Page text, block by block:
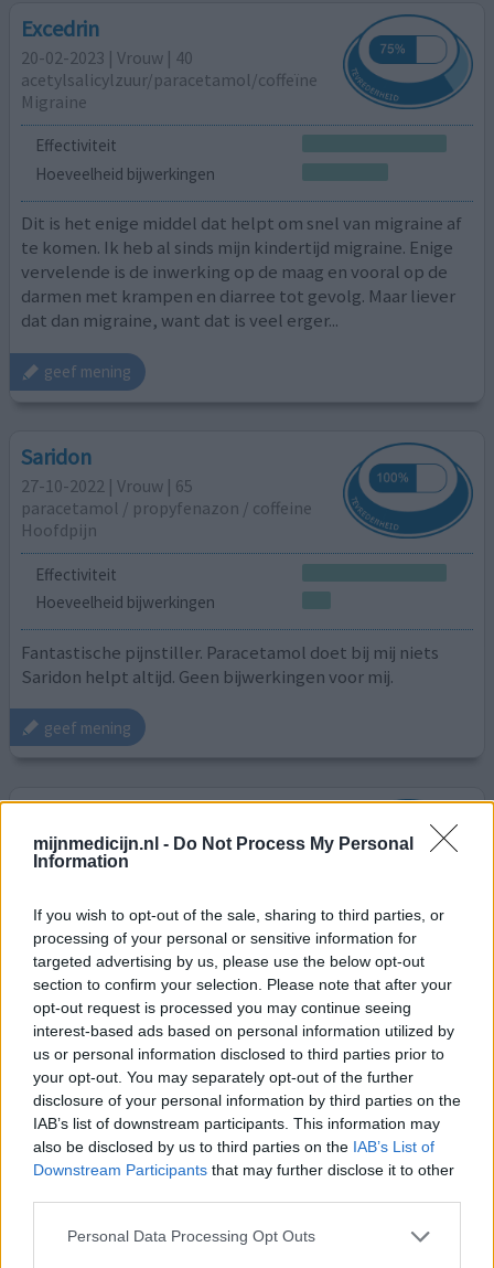
mijnmedicijn.nl - Do Not Process My Personal
Information
If you wish to opt-out of the sale, sharing to third parties, or
processing of your personal or sensitive information for
targeted advertising by us, please use the below opt-out
section to confirm your selection. Please note that after your
opt-out request is processed you may continue seeing
interest-based ads based on personal information utilized by
us or personal information disclosed to third parties prior to
your opt-out. You may separately opt-out of the further
disclosure of your personal information by third parties on the
IAB’s list of downstream participants. This information may
also be disclosed by us to third parties on the IAB’s List of
Downstream Participants that may further disclose it to other
Personal Data Processing Opt Outs
Excedrin
20-02-2023 | Vrouw | 40
acetylsalicylzuur/paracetamol/coffeïne
Migraine
Effectiviteit
Hoeveelheid bijwerkingen
Dit is het enige middel dat helpt om snel van migraine af
te komen. Ik heb al sinds mijn kindertijd migraine. Enige
vervelende is de inwerking op de maag en vooral op de
darmen met krampen en diarree tot gevolg. Maar liever
dat dan migraine, want dat is veel erger...
geef mening
Saridon
27-10-2022 | Vrouw | 65
paracetamol / propyfenazon / coffeine
Hoofdpijn
Effectiviteit
Hoeveelheid bijwerkingen
Fantastische pijnstiller. Paracetamol doet bij mij niets
Saridon helpt altijd. Geen bijwerkingen voor mij.
geef mening
Excedrin
07-02-2022 | Vrouw | 35
acetylsalicylzuur/paracetamol/coffeïne
Effectiviteit
Hoeveelheid bijwerkingen
Echt het perfecte middel tegen migraine. Krijg er soms
wel een zere maag van. Maar liever dat dan migraine.
geef mening
AC Cod Zetpillen
13-01-2022 | Vrouw | 28
Niet in de lijst